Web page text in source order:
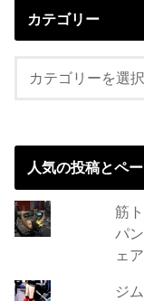
カテゴリー
人気の投稿とペ
筋
パ
ェ
ジ